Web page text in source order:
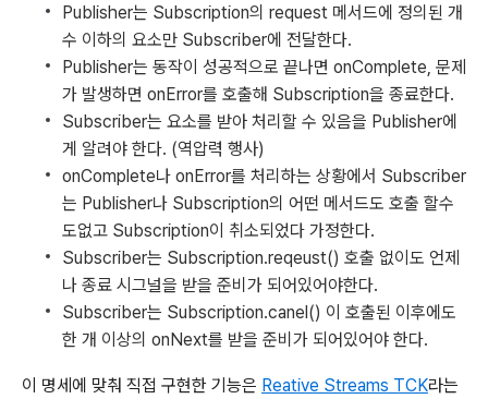
Publisher는 Subscription의 request 메서드에 정의된 개
수 이하의 요소만 Subscriber에 전달한다.
Publisher는 동작이 성공적으로 끝나면 onComplete, 문제
가 발생하면 onError를 호출해 Subscription을 종료한다.
Subscriber는 요소를 받아 처리할 수 있음을 Publisher에
게 알려야 한다. (역압력 행사)
onComplete나 onError를 처리하는 상황에서 Subscriber
는 Publisher나 Subscription의 어떤 메서드도 호출 할수
도없고 Subscription이 취소되었다 가정한다.
Subscriber는 Subscription.reqeust() 호출 없이도 언제
나 종료 시그널을 받을 준비가 되어있어야한다.
Subscriber는 Subscription.canel() 이 호출된 이후에도
한 개 이상의 onNext를 받을 준비가 되어있어야 한다.
이 명세에 맞춰 직접 구현한 기능은 Reative Streams TCK라는